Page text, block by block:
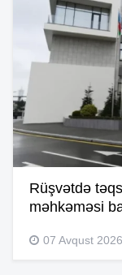
Rüşvətdə
məhkəməsi
07 Avqust